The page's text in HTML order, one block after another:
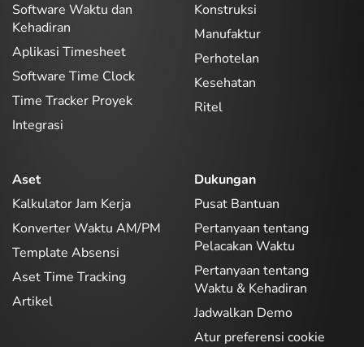
Software Waktu dan
Kehadiran
Aplikasi Timesheet
Software Time Clock
Time Tracker Proyek
Integrasi
Konstruksi
Manufaktur
Perhotelan
Kesehatan
Ritel
Aset
Kalkulator Jam Kerja
Konverter Waktu AM/PM
Template Absensi
Aset Time Tracking
Artikel
Dukungan
Pusat Bantuan
Pertanyaan tentang
Pelacakan Waktu
Pertanyaan tentang
Waktu & Kehadiran
Jadwalkan Demo
Atur preferensi cookie